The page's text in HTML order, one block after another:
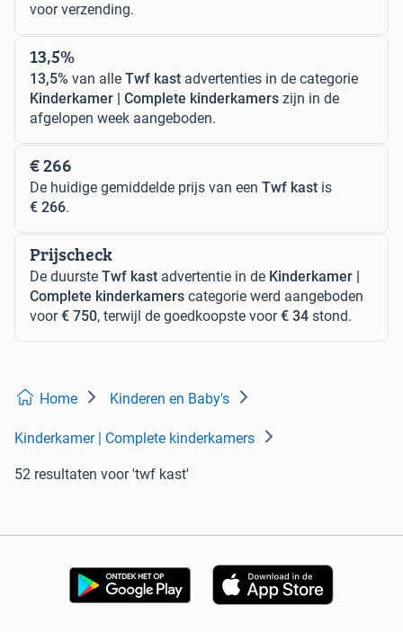
voor verzending.
13,5%
13,5% van alle Twf kast advertenties in de categorie
Kinderkamer | Complete kinderkamers zijn in de
afgelopen week aangeboden.
€ 266
De huidige gemiddelde prijs van een Twf kast is
€ 266.
Prijscheck
De duurste Twf kast advertentie in de Kinderkamer |
Complete kinderkamers categorie werd aangeboden
voor€ 750, terwijl de goedkoopste voor€ 34 stond.
Home Kinderen en Baby's
Kinderkamer | Complete kinderkamers
52 resultaten voor 'twf kast'